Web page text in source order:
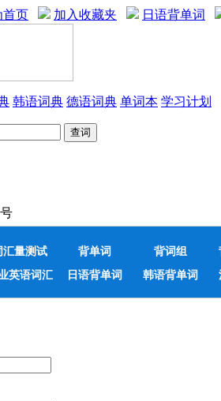
首页 加入收藏夹 日语背单词
韩语词典 德语词典 单词本 学习计划
汇量测试 背单词 背词组
英语词汇 日语背单词 韩语背单词